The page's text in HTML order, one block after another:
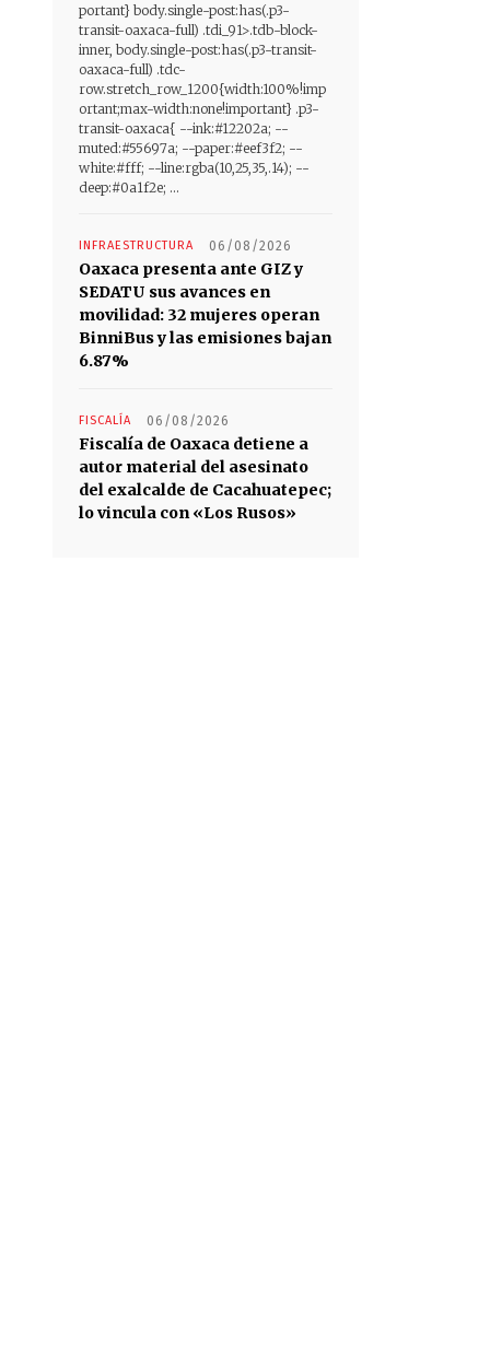
portant} body.single-post:has(.p3-
transit-oaxaca-full) .tdi_91>.tdb-block-
inner, body.single-post:has(.p3-transit-
oaxaca-full) .tdc-
row.stretch_row_1200{width:100%!imp
ortant;max-width:none!important} .p3-
transit-oaxaca{ --ink:#12202a; --
muted:#55697a; --paper:#eef3f2; --
white:#fff; --line:rgba(10,25,35,.14); --
deep:#0a1f2e; ...
INFRAESTRUCTURA 06/08/2026
Oaxaca presenta ante GIZ y
SEDATU sus avances en
movilidad: 32 mujeres operan
BinniBus y las emisiones bajan
6.87%
FISCALÍA 06/08/2026
Fiscalía de Oaxaca detiene a
autor material del asesinato
del exalcalde de Cacahuatepec;
lo vincula con «Los Rusos»